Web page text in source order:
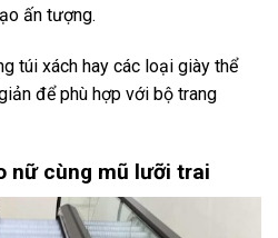
ấn tượng.
túi xách hay các loại giày thể
để phù hợp với bộ trang
nữ cùng mũ lưỡi trai